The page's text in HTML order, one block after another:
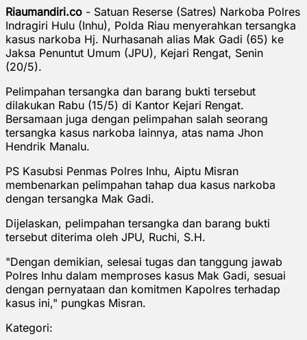
Riaumandiri.co - Satuan Reserse (Satres) Narkoba Polres
Indragiri Hulu (Inhu), Polda Riau menyerahkan tersangka
kasus narkoba Hj. Nurhasanah alias Mak Gadi (65) ke
Jaksa Penuntut Umum (JPU), Kejari Rengat, Senin
(20/5).
Pelimpahan tersangka dan barang bukti tersebut
dilakukan Rabu (15/5) di Kantor Kejari Rengat.
Bersamaan juga dengan pelimpahan salah seorang
tersangka kasus narkoba lainnya, atas nama Jhon
Hendrik Manalu.
PS Kasubsi Penmas Polres Inhu, Aiptu Misran
membenarkan pelimpahan tahap dua kasus narkoba
dengan tersangka Mak Gadi.
Dijelaskan, pelimpahan tersangka dan barang bukti
tersebut diterima oleh JPU, Ruchi, S.H.
"Dengan demikian, selesai tugas dan tanggung jawab
Polres Inhu dalam memproses kasus Mak Gadi, sesuai
dengan pernyataan dan komitmen Kapolres terhadap
kasus ini," pungkas Misran.
Kategori: